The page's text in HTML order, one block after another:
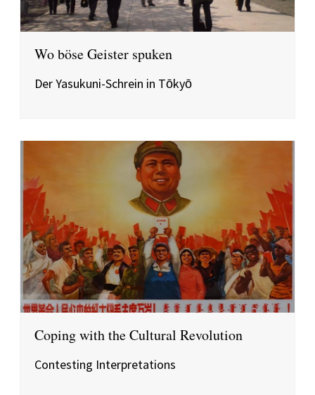
Wo böse Geister spuken
Der Yasukuni-Schrein in Tōkyō
Coping with the Cultural Revolution
Contesting Interpretations